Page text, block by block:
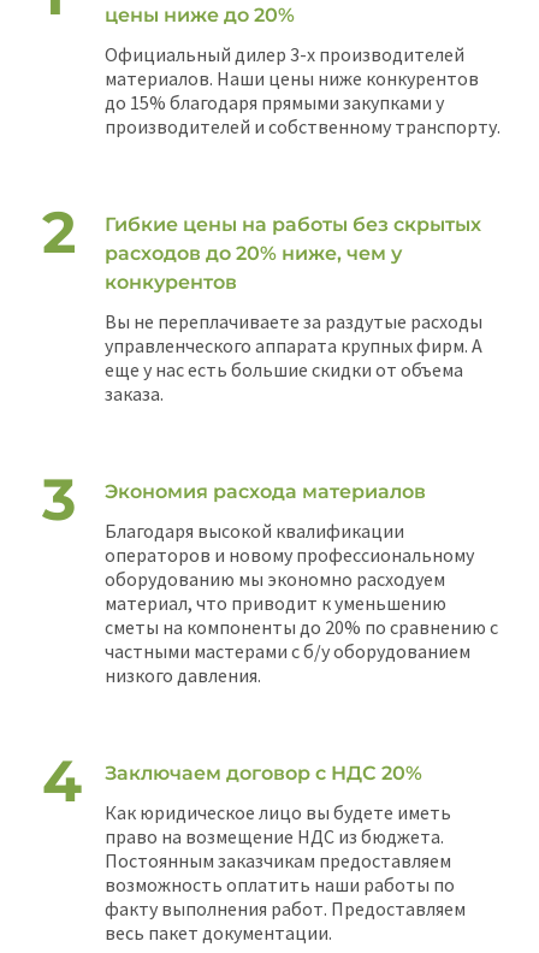
цены ниже до 20%
Официальный дилер 3-х производителей
материалов. Наши цены ниже конкурентов
до 15% благодаря прямыми закупками у
производителей и собственному транспорту.
Гибкие цены на работы без скрытых
расходов до 20% ниже, чем у
конкурентов
Вы не переплачиваете за раздутые расходы
управленческого аппарата крупных фирм. А
еще у нас есть большие скидки от объема
заказа.
Экономия расхода материалов
Благодаря высокой квалификации
операторов и новому профессиональному
оборудованию мы экономно расходуем
материал, что приводит к уменьшению
сметы на компоненты до 20% по сравнению с
частными мастерами с б/у оборудованием
низкого давления.
Заключаем договор с НДС 20%
Как юридическое лицо вы будете иметь
право на возмещение НДС из бюджета.
Постоянным заказчикам предоставляем
возможность оплатить наши работы по
факту выполнения работ. Предоставляем
весь пакет документации.